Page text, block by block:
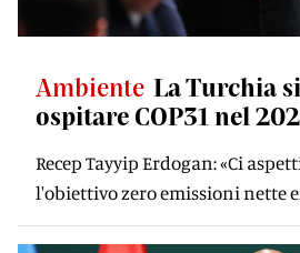
Ambiente La Turchia
ospitare COP31 nel
Recep Tayyip Erdogan: «Ci
l'obiettivo zero emissioni nette